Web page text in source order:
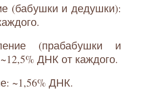
(бабушки и дедушки):
(прабабушки и
ДНК от каждого.
~1,56% ДНК.